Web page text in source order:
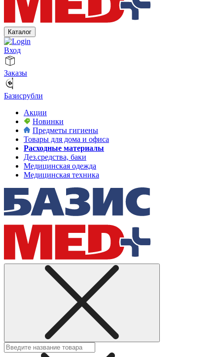
Каталог
Вход
Заказы
Базисрубли
Акции
Новинки
Предметы гигиены
Товары для дома и офиса
Расходные материалы
Дез.средства, баки
Медицинская одежда
Медицинская техника